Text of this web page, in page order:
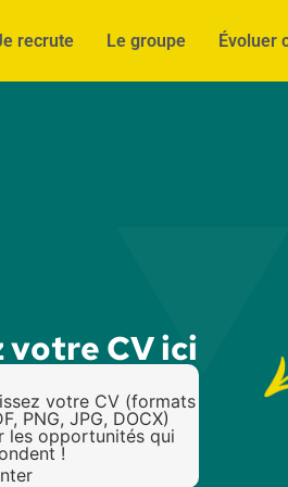
recrute Le groupe Évoluer
votre CV ici
votre CV (formats
PNG, JPG, DOCX)
les opportunités qui
!